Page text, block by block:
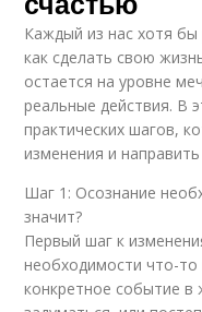
Каждый из нас хотя
как сделать свою
остается на уровне
реальные действия. В
практических шагов,
изменения и
Шаг 1: Осознание
значит?
Первый шаг к
необходимости что-
конкретное событие в